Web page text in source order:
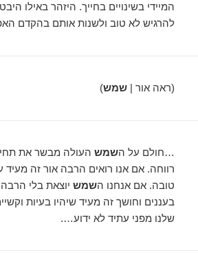
המיידי בשינויים בחייך. היזהר באילו
להרגיש לא טוב ולשנות אותם בהקדם
(ראה אור |שמש)
…חולם על השמש העולה מבשר את
רווחה. אם אנו רואים הרבה אור זה מעיד
טובה. אם אנחנו השמש יוצאת בלי
בעננים וחושך זה מעיד שיהיו בעיות
שלנו מפני עתיד לא ידוע….